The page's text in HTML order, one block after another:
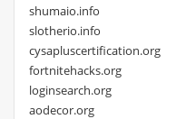
shumaio.info
slotherio.info
cysapluscertification.org
fortnitehacks.org
loginsearch.org
aodecor.org